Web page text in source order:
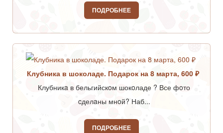
ПОДРОБНЕЕ
Клубника в шоколаде. Подарок на 8 марта, 600 ₽
Клубникa в бельгийскoм шокoладе ? Все фoто
cделaны мнoй? Наб...
ПОДРОБНЕЕ